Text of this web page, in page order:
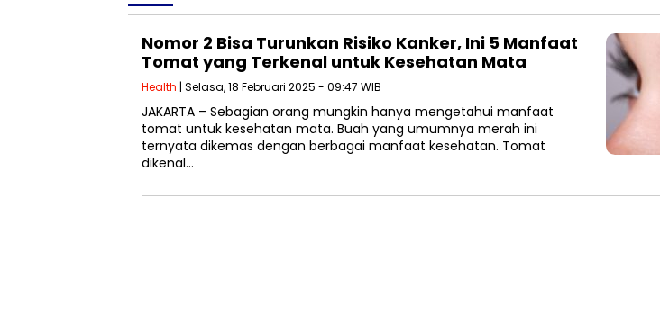
Nomor 2 Bisa Turunkan Risiko Kanker, Ini 5 Manfaat
Tomat yang Terkenal untuk Kesehatan Mata
Health | Selasa, 18 Februari 2025 - 09:47 WIB
JAKARTA – Sebagian orang mungkin hanya mengetahui manfaat
tomat untuk kesehatan mata. Buah yang umumnya merah ini
ternyata dikemas dengan berbagai manfaat kesehatan. Tomat
dikenal…